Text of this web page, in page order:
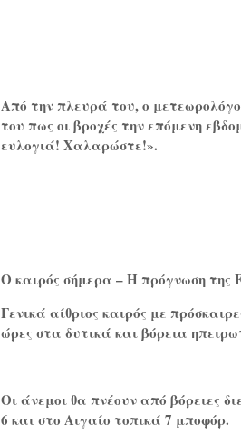
Από την πλευρά του, ο
του πως οι βροχές την επόμενη
ευλογιά! Χαλαρώστε!».
Ο καιρός σήμερα – Η πρόγνωση
Γενικά αίθριος καιρός με
ώρες στα δυτικά και βόρεια
Οι άνεμοι θα πνέουν από βόρειες
6 και στο Αιγαίο τοπικά 7 μποφόρ.